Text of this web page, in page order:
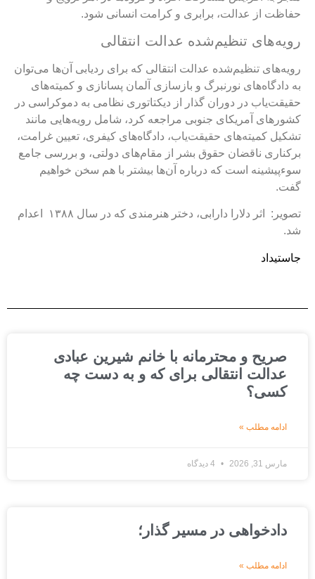
از عدالت، برابری و کرامت انسانی شود.
تنظیم‌شده عدالت انتقالی
تنظیم‌شده عدالت انتقالی که برای ردیابی آن‌ها می‌توان
دادگاه‌های نورنبرگ و بازسازی آلمان پسانازی و کمیته‌های
در دوران گذار از دیکتاتوری نظامی به دموکراسی در
آمریکای جنوبی مراجعه کرد، شامل رویه‌هایی مانند
کمیته‌های حقیقت‌یاب، دادگاه‌های کیفری، تعیین غرامت،
ناقضان حقوق بشر از مقام‌های دولتی، و بررسی جامع
است که درباره آن‌ها بیشتر با هم سخن خواهیم
تصویر: اثر دلارا دارابی، دختر هنرمندی که در سال ۱۳۸۸ اعدام
صریح و محترمانه با خانم شیرین عبادی
عدالت انتقالی برای که و به دست چه
کسی؟
ادامه مطلب »
مارس 31, 2026 4 دیدگاه
دادخواهی در مسیر گذار؛
ادامه مطلب »